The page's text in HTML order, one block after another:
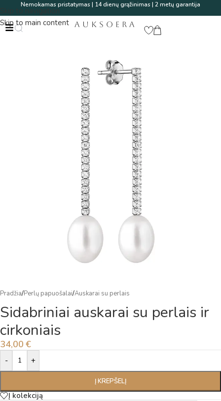
Skip to navigation
Skip to main content
Nemokamas pristatymas | 14 dienų grąžinimas | 2 metų garantija
AUKSOERA
Pradžia/Perlų papuošalai/Auskarai su perlais
Sidabriniai auskarai su perlais ir
cirkoniais
34,00 €
- +
Į KREPŠELĮ
Alternative:
Į kolekciją